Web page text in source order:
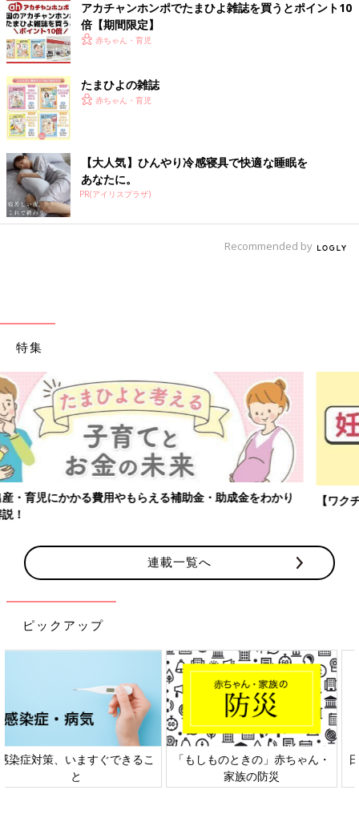
アカチャンホンポでたまひよ雑誌を買うとポイント10
倍【期間限定】
赤ちゃん・育児
たまひよの雑誌
赤ちゃん・育児
【大人気】ひんやり冷感寝具で快適な睡眠を
あなたに。
PR(アイリスプラザ)
Recommended by
特集
【ワクチン接種できるものも】妊婦の感染症対策、知っておいて！
連載一覧へ
ピックアップ
日本外来小児科学会リーフレッ
ト検討会
六星占術 細木かおりさんの人生
相談